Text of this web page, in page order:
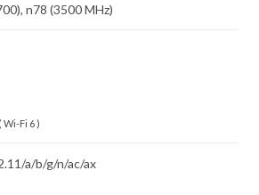
n78 (3500 MHz)
( Wi-Fi 6 )
a/b/g/n/ac/ax